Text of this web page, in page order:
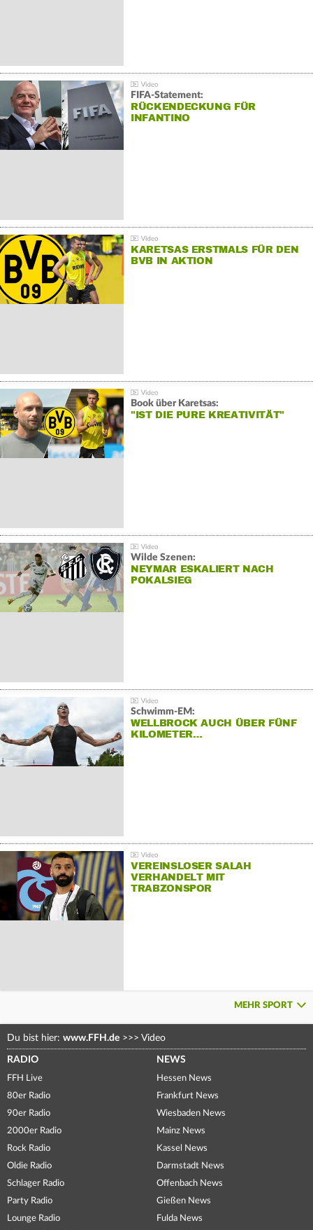
FIFA-Statement:
RÜCKENDECKUNG FÜR
INFANTINO
KARETSAS ERSTMALS FÜR DEN
BVB IN AKTION
Book über Karetsas:
"IST DIE PURE KREATIVITÄT"
Wilde Szenen:
NEYMAR ESKALIERT NACH
POKALSIEG
Schwimm-EM:
WELLBROCK AUCH ÜBER FÜNF
KILOMETER…
VEREINSLOSER SALAH
VERHANDELT MIT
TRABZONSPOR
MEHR SPORT
Du bist hier: www.FFH.de >>> Video
RADIO
FFH Live
80er Radio
90er Radio
2000er Radio
Rock Radio
Oldie Radio
Schlager Radio
Party Radio
Lounge Radio
NEWS
Hessen News
Frankfurt News
Wiesbaden News
Mainz News
Kassel News
Darmstadt News
Offenbach News
Gießen News
Fulda News